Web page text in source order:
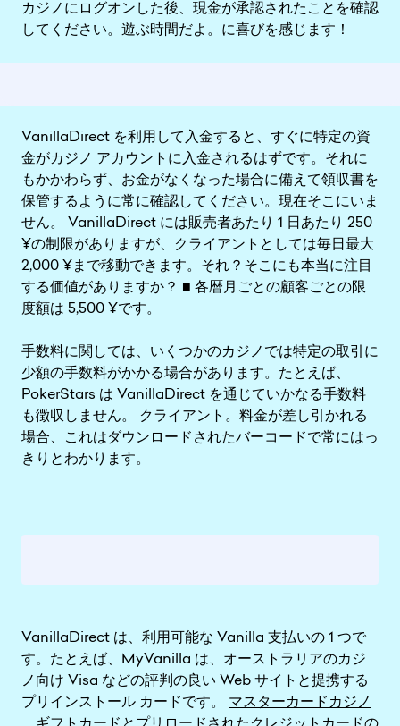
カジノにログオンした後、現金が承認されたことを確認
してください。遊ぶ時間だよ。に喜びを感じます！
VanillaDirect を利用して入金すると、すぐに特定の資
金がカジノ アカウントに入金されるはずです。それに
もかかわらず、お金がなくなった場合に備えて領収書を
保管するように常に確認してください。現在そこにいま
せん。 VanillaDirect には販売者あたり 1 日あたり 250
¥の制限がありますが、クライアントとしては毎日最大
2,000 ¥まで移動できます。それ？そこにも本当に注目
する価値がありますか？ ■ 各暦月ごとの顧客ごとの限
度額は 5,500 ¥です。
手数料に関しては、いくつかのカジノでは特定の取引に
少額の手数料がかかる場合があります。たとえば、
PokerStars は VanillaDirect を通じていかなる手数料
も徴収しません。 クライアント。料金が差し引かれる
場合、これはダウンロードされたバーコードで常にはっ
きりとわかります。
VanillaDirect は、利用可能な Vanilla 支払いの 1 つで
す。たとえば、MyVanilla は、オーストラリアのカジ
ノ向け Visa などの評判の良い Web サイトと提携する
プリインストール カードです。 マスターカードカジノ